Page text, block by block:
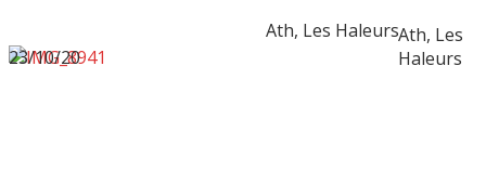
23/10/20
Ath, Les
Haleurs
Ath, Les Haleurs